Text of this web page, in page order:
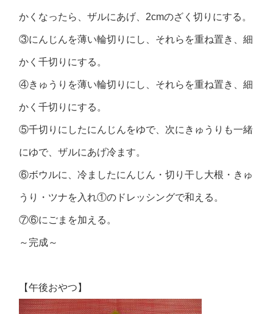
かくなったら、ザルにあげ、2cmのざく切りにする。
③にんじんを薄い輪切りにし、それらを重ね置き、細
かく千切りにする。
④きゅうりを薄い輪切りにし、それらを重ね置き、細
かく千切りにする。
⑤千切りにしたにんじんをゆで、次にきゅうりも一緒
にゆで、ザルにあげ冷ます。
⑥ボウルに、冷ましたにんじん・切り干し大根・きゅ
うり・ツナを入れ①のドレッシングで和える。
⑦⑥にごまを加える。
～完成～
【午後おやつ】